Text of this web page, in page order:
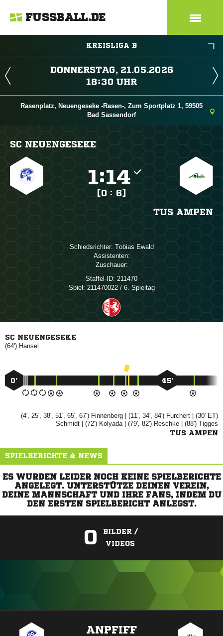
FUSSBALL.DE
KREISLIGA B
 
 
Rasenplatz, Neuengeseke -Rasen-, Zum Sportplatz 1, 59505
Bad Sassendorf
SC NEUENGESEKE
:
[0 : 6]
TUS AMPEN
Schiedsrichter:  
Assistenten:
Zuschauer:
Staffel-ID: 211470
Spiel: 211470022 / 6. Spieltag
SC NEUENGESEKE
(64') 
0’ 45’
(4', 25', 38', 51', 65', 67')  | (11', 34', 84')  | (30' ET)
 | (72') | (79', 82')  | (88') 
TUS AMPEN
SPIELBERICHTE & NEWS
ES WURDEN LEIDER NOCH KEINE SPIELBERICHTE
ANGELEGT. UNTERSTÜTZE DEINEN VEREIN,
DEINE MANNSCHAFT UND IHRE FANS, INDEM DU
DEN ERSTEN SPIELBERICHT ANLEGST.
0
BILDER /
VIDEOS
ANPFIFF